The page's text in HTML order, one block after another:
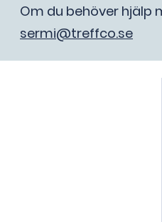
Om du behöver hjälp
sermi@treffco.se